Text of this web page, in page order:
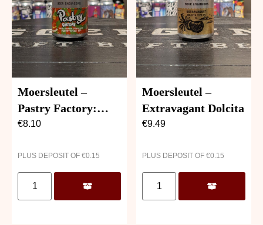
Moersleutel –
Pastry Factory:
Maple Bourbon
€8.10
PLUS DEPOSIT OF €0.15
Moersleutel –
Extravagant Dolcita
€9.49
PLUS DEPOSIT OF €0.15